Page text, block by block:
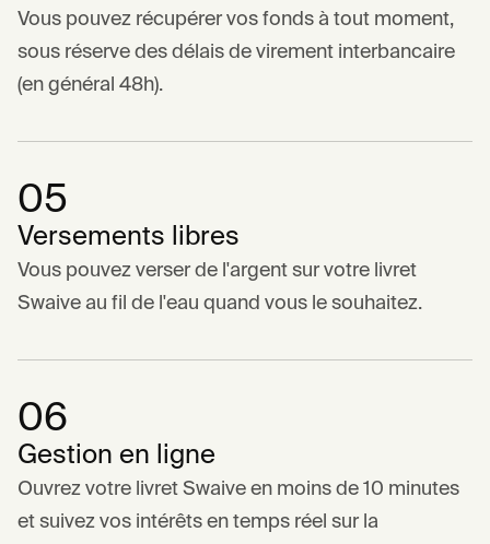
Vous pouvez récupérer vos fonds à tout moment,
sous réserve des délais de virement interbancaire
(en général 48h).
05
Versements libres
Vous pouvez verser de l'argent sur votre livret
Swaive au fil de l'eau quand vous le souhaitez.
06
Gestion en ligne
Ouvrez votre livret Swaive en moins de 10 minutes
et suivez vos intérêts en temps réel sur la